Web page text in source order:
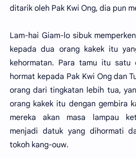
ditarik oleh Pak Kwi Ong, dia pun
Lam-hai Giam-lo sibuk
kepada dua orang kakek itu
kehormatan. Para tamu itu satu
hormat kepada Pak Kwi Ong dan
orang dari tingkatan lebih tua,
orang kakek itu dengan gembira
mereka akan masa lampau
menjadi datuk yang dihormati
tokoh kang-ouw.